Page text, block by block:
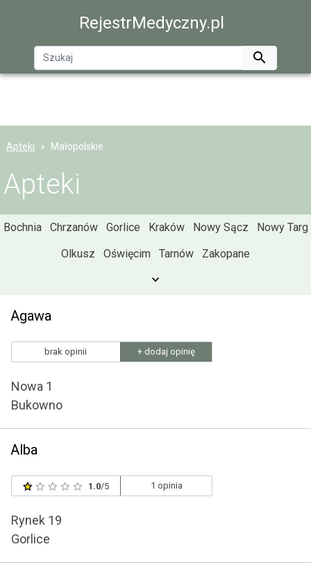
RejestrMedyczny.pl

Apteki Małopolskie
Apteki
Bochnia Chrzanów Gorlice Kraków Nowy Sącz
Nowy Targ
Olkusz
Oświęcim Tarnów Zakopane
Agawa
brak opinii + dodaj opinię
Nowa 1
Bukowno
Alba
1.0/5 1 opinia
Rynek 19
Gorlice